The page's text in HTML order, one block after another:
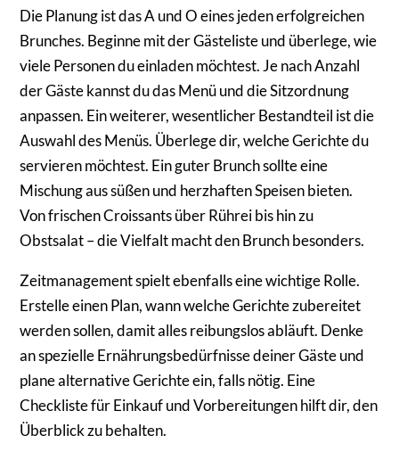
Die Planung ist das A und O eines jeden erfolgreichen
Brunches. Beginne mit der Gästeliste und überlege, wie
viele Personen du einladen möchtest. Je nach Anzahl
der Gäste kannst du das Menü und die Sitzordnung
anpassen. Ein weiterer, wesentlicher Bestandteil ist die
Auswahl des Menüs. Überlege dir, welche Gerichte du
servieren möchtest. Ein guter Brunch sollte eine
Mischung aus süßen und herzhaften Speisen bieten.
Von frischen Croissants über Rührei bis hin zu
Obstsalat – die Vielfalt macht den Brunch besonders.
Zeitmanagement spielt ebenfalls eine wichtige Rolle.
Erstelle einen Plan, wann welche Gerichte zubereitet
werden sollen, damit alles reibungslos abläuft. Denke
an spezielle Ernährungsbedürfnisse deiner Gäste und
plane alternative Gerichte ein, falls nötig. Eine
Checkliste für Einkauf und Vorbereitungen hilft dir, den
Überblick zu behalten.